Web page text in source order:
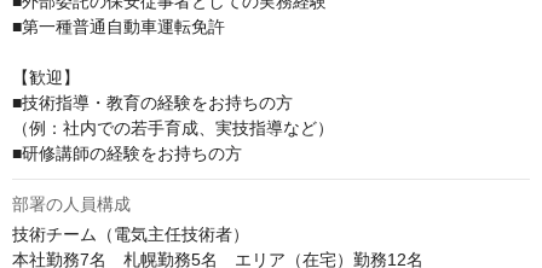
■第一種普通自動車運転免許
【歓迎】
■技術指導・教育の経験をお持ちの方
（例：社内での若手育成、実技指導など）
■研修講師の経験をお持ちの方
部署の人員構成
技術チーム（電気主任技術者）
本社勤務7名　札幌勤務5名　エリア（在宅）勤務12名